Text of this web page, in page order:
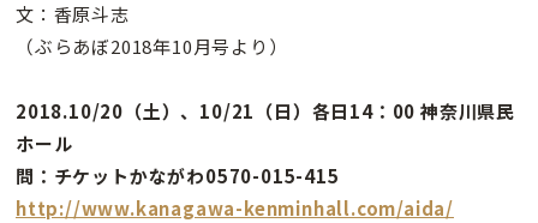
文：香原斗志
（ぶらあぼ2018年10月号より）
2018.10/20（土）、10/21（日）各日14：00 神奈川県民
ホール
問：チケットかながわ0570-015-415
http://www.kanagawa-kenminhall.com/aida/